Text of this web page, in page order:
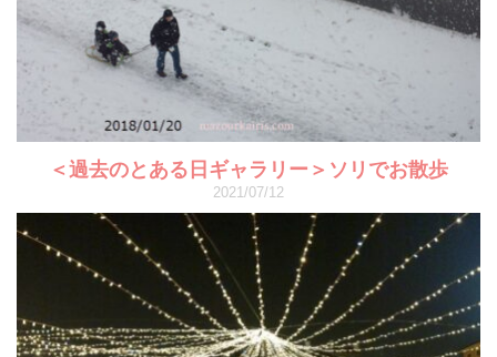
＜過去のとある日ギャラリー＞ソリでお散歩
2021/07/12